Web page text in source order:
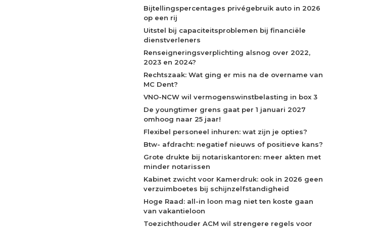
Bijtellingspercentages privégebruik auto in 2026
op een rij
Uitstel bij capaciteitsproblemen bij financiële
dienstverleners
Renseigneringsverplichting alsnog over 2022,
2023 en 2024?
Rechtszaak: Wat ging er mis na de overname van
MC Dent?
VNO-NCW wil vermogenswinstbelasting in box 3
De youngtimer grens gaat per 1 januari 2027
omhoog naar 25 jaar!
Flexibel personeel inhuren: wat zijn je opties?
Btw- afdracht: negatief nieuws of positieve kans?
Grote drukte bij notariskantoren: meer akten met
minder notarissen
Kabinet zwicht voor Kamerdruk: ook in 2026 geen
verzuimboetes bij schijnzelfstandigheid
Hoge Raad: all-in loon mag niet ten koste gaan
van vakantieloon
Toezichthouder ACM wil strengere regels voor